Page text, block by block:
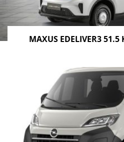
MAXUS EDELIVER3 51.5